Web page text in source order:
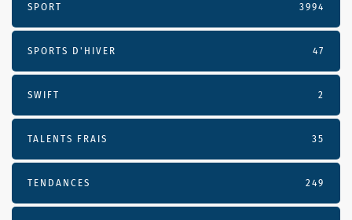
SPORT 3994
SPORTS D'HIVER 47
SWIFT 2
TALENTS FRAIS 35
TENDANCES 249